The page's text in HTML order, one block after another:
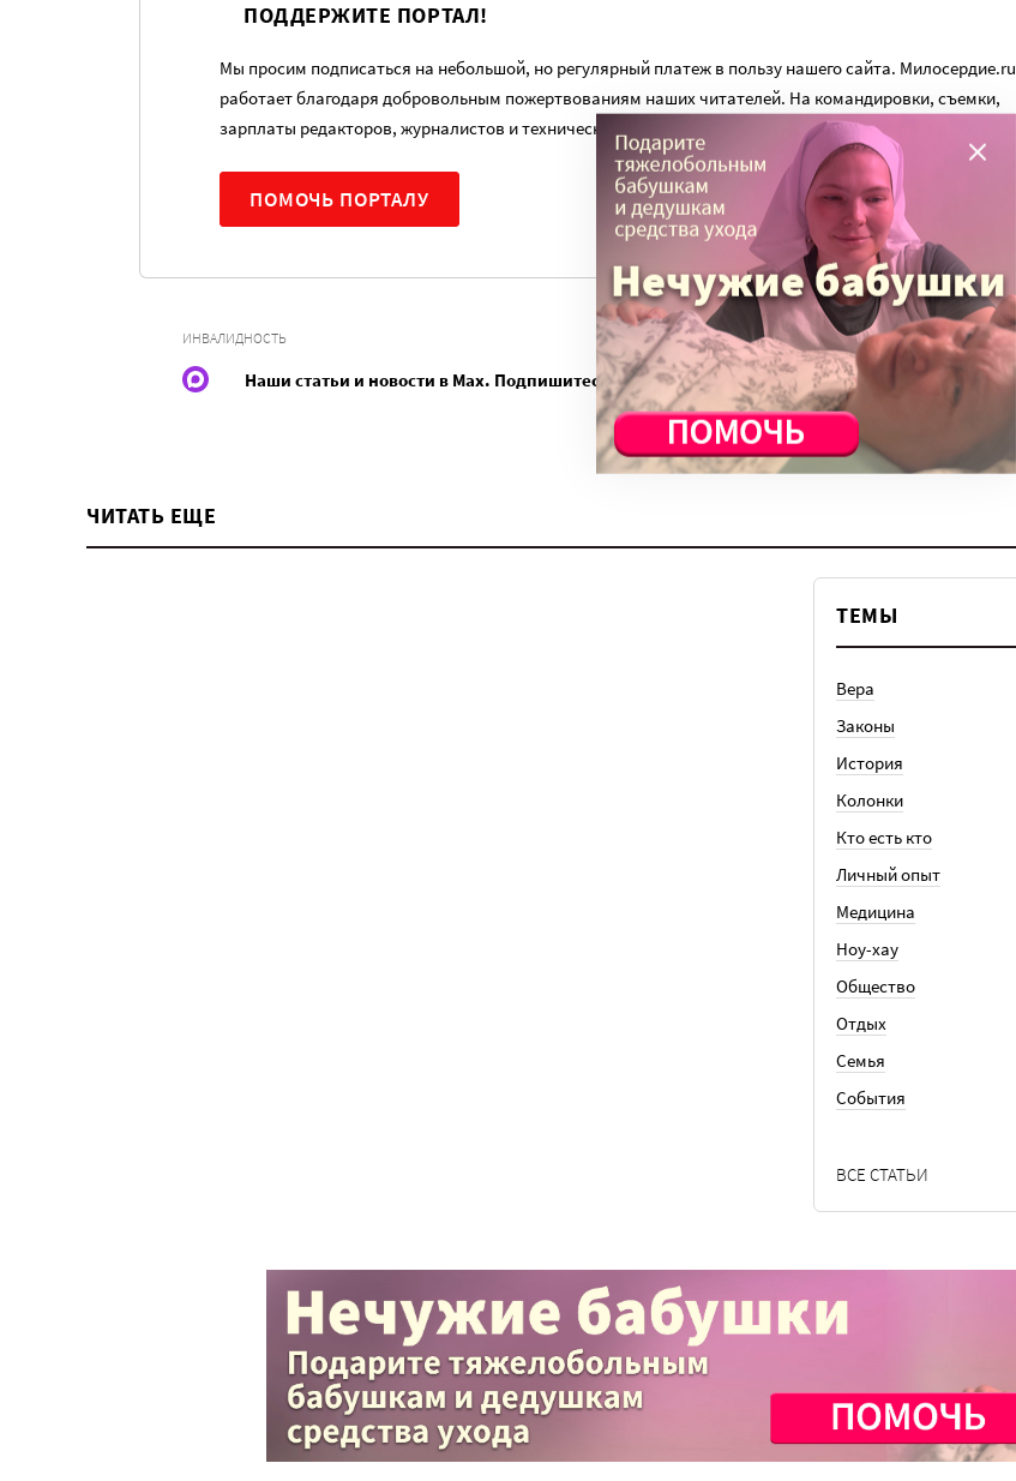
ПОДДЕРЖИТЕ ПОРТАЛ!
Мы просим подписаться на небольшой, но регулярный платеж в пользу нашего сайта. Милосердие.ru
работает благодаря добровольным пожертвованиям наших читателей. На командировки, съемки,
зарплаты редакторов, журналистов и техническую поддержку сайта нужны средства.
ПОМОЧЬ ПОРТАЛУ
ИНВАЛИДНОСТЬ
Наши статьи и новости в Max. Подпишитесь
ЧИТАТЬ ЕЩЕ
ТЕМЫ
Вера
Законы
История
Колонки
Кто есть кто
Личный опыт
Медицина
Ноу-хау
Общество
Отдых
Семья
События
ВСЕ СТАТЬИ